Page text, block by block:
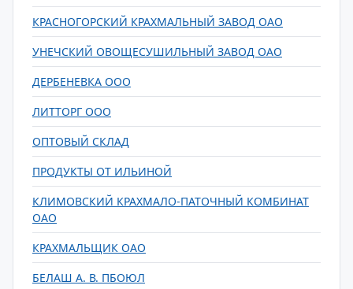
КРАСНОГОРСКИЙ КРАХМАЛЬНЫЙ ЗАВОД ОАО
УНЕЧСКИЙ ОВОЩЕСУШИЛЬНЫЙ ЗАВОД ОАО
ДЕРБЕНЕВКА ООО
ЛИТТОРГ ООО
ОПТОВЫЙ СКЛАД
ПРОДУКТЫ ОТ ИЛЬИНОЙ
КЛИМОВСКИЙ КРАХМАЛО-ПАТОЧНЫЙ КОМБИНАТ
ОАО
КРАХМАЛЬЩИК ОАО
БЕЛАШ А. В. ПБОЮЛ